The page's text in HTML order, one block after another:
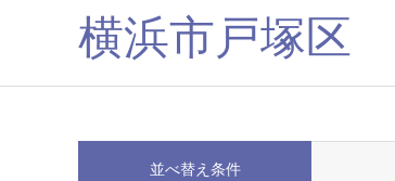
横浜市戸塚区
並べ替え条件